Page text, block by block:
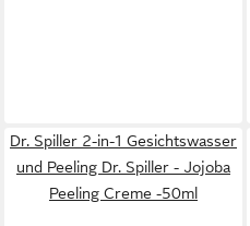
Dr. Spiller 2-in-1 Gesichtswasser
und Peeling Dr. Spiller - Jojoba
Peeling Creme -50ml